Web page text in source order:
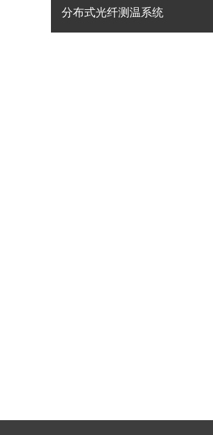
分布式光纤测温系统